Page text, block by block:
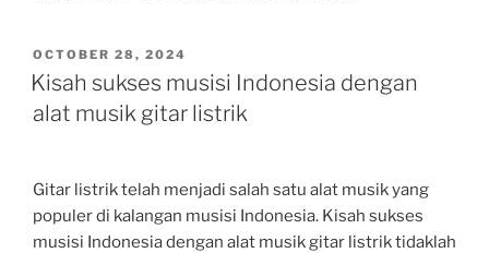
POSTED
ON
OCTOBER 28, 2024
Kisah sukses musisi Indonesia dengan
alat musik gitar listrik
Gitar listrik telah menjadi salah satu alat musik yang
populer di kalangan musisi Indonesia. Kisah sukses
musisi Indonesia dengan alat musik gitar listrik tidaklah